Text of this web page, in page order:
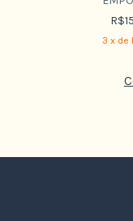
3 x de